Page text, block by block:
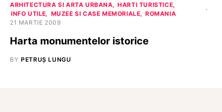
ARHITECTURA SI ARTA URBANA
HARTI TURISTICE
INFO UTILE
MUZEE SI CASE MEMORIALE
ROMANIA
21 MARTIE 2009
Harta monumentelor istorice
BY PETRUȘ LUNGU